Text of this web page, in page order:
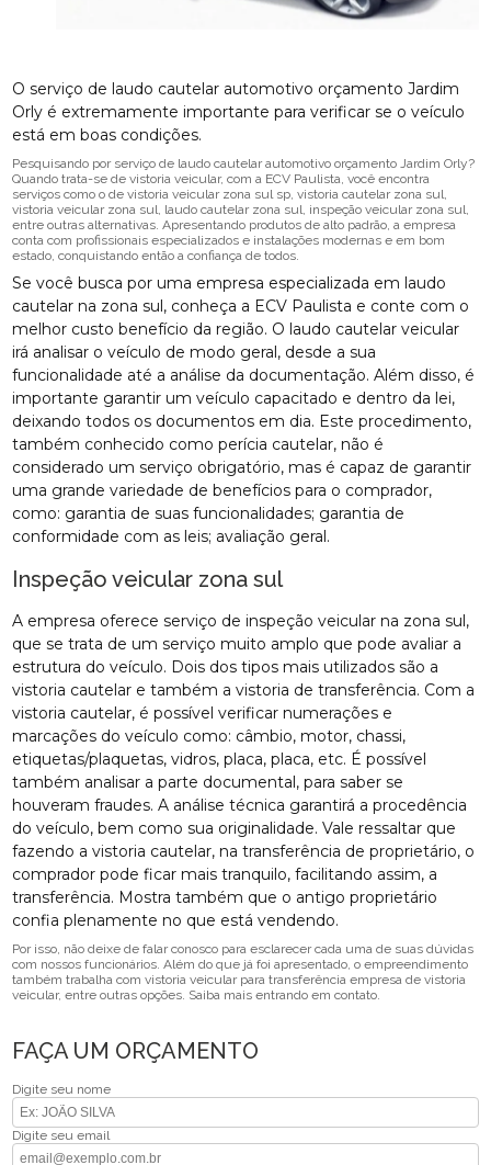
O serviço de laudo cautelar automotivo orçamento Jardim
Orly é extremamente importante para verificar se o veículo
está em boas condições.
Pesquisando por serviço de laudo cautelar automotivo orçamento Jardim Orly?
Quando trata-se de vistoria veicular, com a ECV Paulista, você encontra
serviços como o de vistoria veicular zona sul sp, vistoria cautelar zona sul,
vistoria veicular zona sul, laudo cautelar zona sul, inspeção veicular zona sul,
entre outras alternativas. Apresentando produtos de alto padrão, a empresa
conta com profissionais especializados e instalações modernas e em bom
estado, conquistando então a confiança de todos.
Se você busca por uma empresa especializada em laudo
cautelar na zona sul, conheça a ECV Paulista e conte com o
melhor custo benefício da região. O laudo cautelar veicular
irá analisar o veículo de modo geral, desde a sua
funcionalidade até a análise da documentação. Além disso, é
importante garantir um veículo capacitado e dentro da lei,
deixando todos os documentos em dia. Este procedimento,
também conhecido como perícia cautelar, não é
considerado um serviço obrigatório, mas é capaz de garantir
uma grande variedade de benefícios para o comprador,
como: garantia de suas funcionalidades; garantia de
conformidade com as leis; avaliação geral.
Inspeção veicular zona sul
A empresa oferece serviço de inspeção veicular na zona sul,
que se trata de um serviço muito amplo que pode avaliar a
estrutura do veículo. Dois dos tipos mais utilizados são a
vistoria cautelar e também a vistoria de transferência. Com a
vistoria cautelar, é possível verificar numerações e
marcações do veículo como: câmbio, motor, chassi,
etiquetas/plaquetas, vidros, placa, placa, etc. É possível
também analisar a parte documental, para saber se
houveram fraudes. A análise técnica garantirá a procedência
do veículo, bem como sua originalidade. Vale ressaltar que
fazendo a vistoria cautelar, na transferência de proprietário, o
comprador pode ficar mais tranquilo, facilitando assim, a
transferência. Mostra também que o antigo proprietário
confia plenamente no que está vendendo.
Por isso, não deixe de falar conosco para esclarecer cada uma de suas dúvidas
com nossos funcionários. Além do que já foi apresentado, o empreendimento
também trabalha com vistoria veicular para transferência empresa de vistoria
veicular, entre outras opções. Saiba mais entrando em contato.
FAÇA UM ORÇAMENTO
Digite seu nome
Digite seu email